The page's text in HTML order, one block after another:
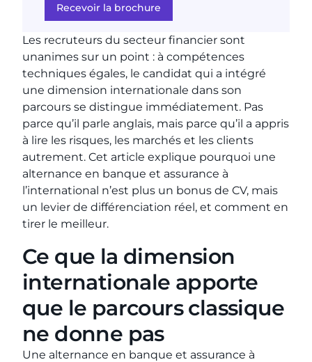
Recevoir la brochure
Les recruteurs du secteur financier sont
unanimes sur un point : à compétences
techniques égales, le candidat qui a intégré
une dimension internationale dans son
parcours se distingue immédiatement. Pas
parce qu’il parle anglais, mais parce qu’il a appris
à lire les risques, les marchés et les clients
autrement. Cet article explique pourquoi une
alternance en banque et assurance à
l’international n’est plus un bonus de CV, mais
un levier de différenciation réel, et comment en
tirer le meilleur.
Ce que la dimension
internationale apporte
que le parcours classique
ne donne pas
Une alternance en banque et assurance à